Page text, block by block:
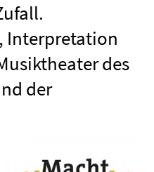
Interpretation
des
der